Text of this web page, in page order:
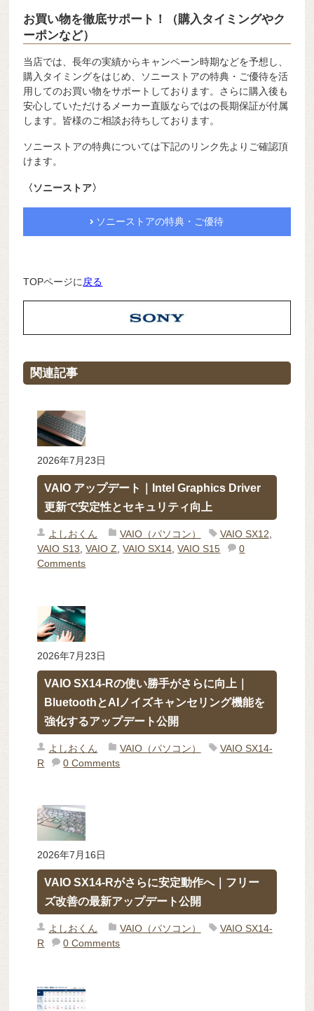
お買い物を徹底サポート！（購入タイミングやク
ーポンなど）
当店では、長年の実績からキャンペーン時期などを予想し、
購入タイミングをはじめ、ソニーストアの特典・ご優待を活
用してのお買い物をサポートしております。さらに購入後も
安心していただけるメーカー直販ならではの長期保証が付属
します。皆様のご相談お待ちしております。
ソニーストアの特典については下記のリンク先よりご確認頂
けます。
〈ソニーストア〉
ソニーストアの特典・ご優待
TOPページに 戻る
関連記事
2026年7月23日
VAIO アップデート｜Intel Graphics Driver
更新で安定性とセキュリティ向上
よしおくん VAIO（パソコン） VAIO SX12,
VAIO S13,VAIO Z,VAIO SX14,VAIO S15
0
Comments
2026年7月23日
VAIO SX14-Rの使い勝手がさらに向上｜
BluetoothとAIノイズキャンセリング機能を
強化するアップデート公開
よしおくん VAIO（パソコン）
VAIO SX14-
R
0 Comments
2026年7月16日
VAIO SX14-Rがさらに安定動作へ｜フリー
ズ改善の最新アップデート公開
よしおくん VAIO（パソコン）
VAIO SX14-
R
0 Comments